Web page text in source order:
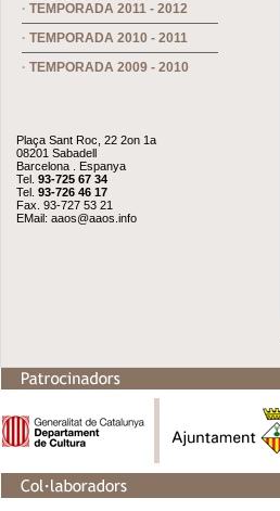
· TEMPORADA 2011 - 2012
· TEMPORADA 2010 - 2011
· TEMPORADA 2009 - 2010
Plaça Sant Roc, 22 2on 1a
08201 Sabadell
Barcelona . Espanya
Tel. 93-725 67 34
Tel. 93-726 46 17
Fax. 93-727 53 21
EMail: aaos@aaos.info